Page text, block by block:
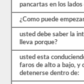
80%
(16
20)
para
aprobar
examen
pancartas en los lados
¿Como puede
usted debe saber la
lleva porque?
usted esta
faros de alto a bajo, y
detenerse dentro de: